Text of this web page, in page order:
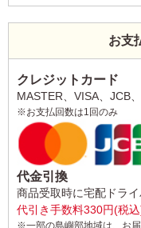
お支
クレジットカード
MASTER、VISA、JCB
※お支払回数は1回のみ
代金引換
商品受取時に宅配ドラ
代引き手数料330円(税
※一部の島嶼部地域は、お